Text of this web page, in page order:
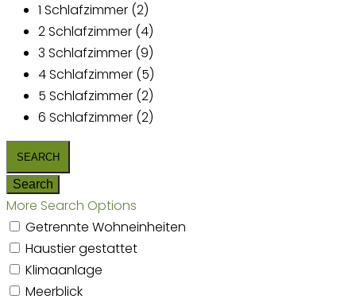
1 Schlafzimmer (2)
2 Schlafzimmer (4)
3 Schlafzimmer (9)
4 Schlafzimmer (5)
5 Schlafzimmer (2)
6 Schlafzimmer (2)
More Search Options
Getrennte Wohneinheiten
Haustier gestattet
Klimaanlage
Meerblick